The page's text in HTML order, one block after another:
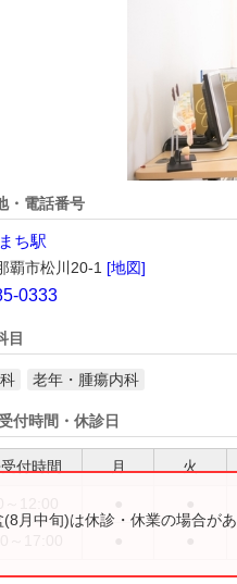
・電話番号
ち駅
覇市松川20-1 [地図]
0333
目
老年・腫瘍内科
付時間・休診日
付時間 月 火
(8月中旬)は休診・休業の場合が